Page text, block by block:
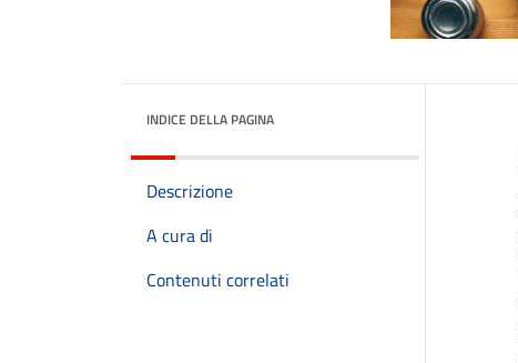
INDICE DELLA PAGINA
Descrizione
A cura di
Contenuti correlati